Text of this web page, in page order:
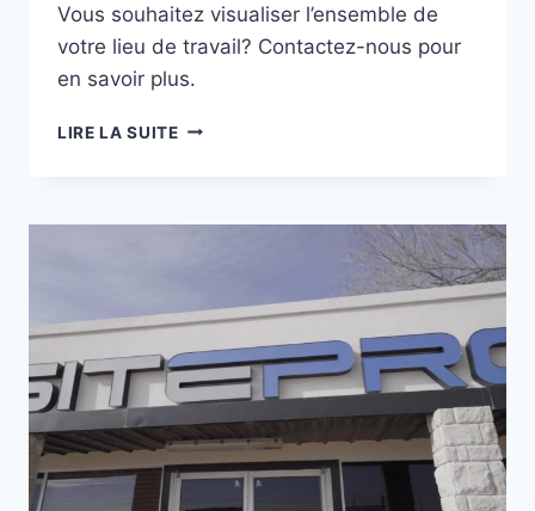
Vous souhaitez visualiser l’ensemble de
votre lieu de travail? Contactez-nous pour
en savoir plus.
LIRE LA SUITECAS
DANS
PÉTROLIER
–
PARTIE
4